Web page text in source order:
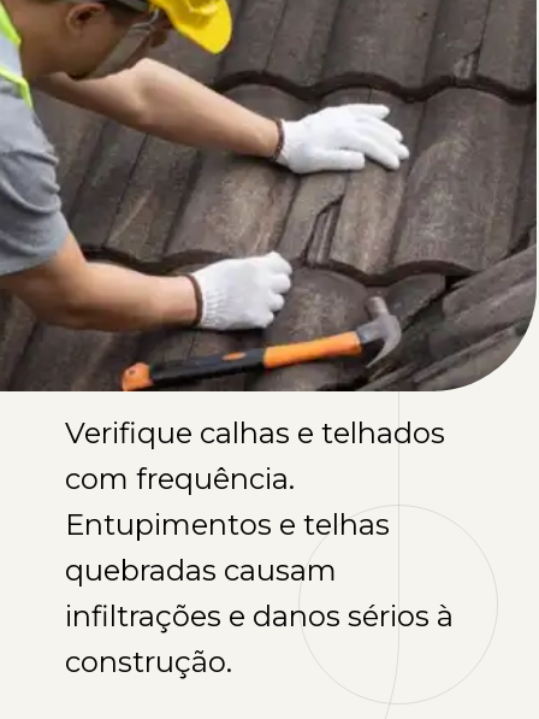
Verifique calhas e telhados
com frequência.
Entupimentos e telhas
quebradas causam
infiltrações e danos sérios à
construção.